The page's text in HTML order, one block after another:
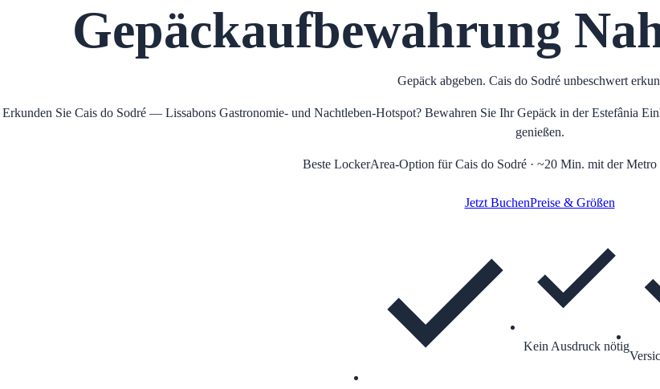
Gepäckaufbewahrung
Gepäck abgeben. Cais do Sodré unbeschwert
Erkunden Sie Cais do Sodré — Lissabons Gastronomie- und Nachtleben-Hotspot? Bewahren Sie Ihr Gepäck in der Estefânia
genießen.
Beste LockerArea-Option für Cais do Sodré · ~20 Min. mit der Metro
Jetzt BuchenPreise & Größen
Kein Ausdruck nötig